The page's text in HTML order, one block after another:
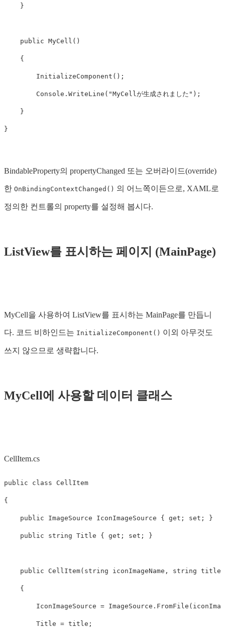
}
public MyCell ()
{
InitializeComponent ();
Console . WriteLine ( "MyCellが生成されました" );
}
}
BindableProperty의 propertyChanged 또는 오버라이드(override)
한 OnBindingContextChanged() 의 어느쪽이든으로, XAML로
정의한 컨트롤의 property를 설정해 봅시다.
ListView를 표시하는 페이지 (MainPage)
MyCell을 사용하여 ListView를 표시하는 MainPage를 만듭니
다. 코드 비하인드는 InitializeComponent() 이외 아무것도
쓰지 않으므로 생략합니다.
MyCell에 사용할 데이터 클래스
CellItem.cs
public class CellItem
{
public ImageSource IconImageSource { get ; set ; }
public string Title { get ; set ; }
public CellItem( string iconImageName , string title
{
IconImageSource = ImageSource . FromFile (
Title = title ;